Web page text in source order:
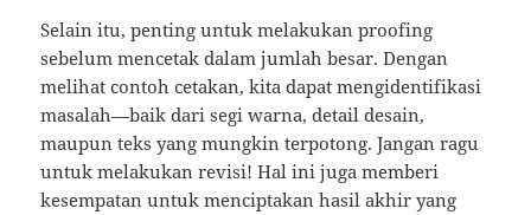
Selain itu, penting untuk melakukan proofing
sebelum mencetak dalam jumlah besar. Dengan
melihat contoh cetakan, kita dapat mengidentifikasi
masalah—baik dari segi warna, detail desain,
maupun teks yang mungkin terpotong. Jangan ragu
untuk melakukan revisi! Hal ini juga memberi
kesempatan untuk menciptakan hasil akhir yang